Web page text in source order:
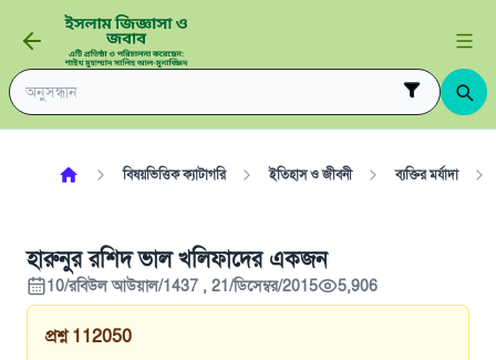
বিষয়ভিত্তিক ক্যাটাগরি ইতিহাস ও জীবনী ব্যক্তির মর্যাদা
হারুনুর রশিদ ভাল খলিফাদের একজন
10/রবিউল আউয়াল/1437 , 21/ডিসেম্বর/2015 5,906
প্রশ্ন 112050